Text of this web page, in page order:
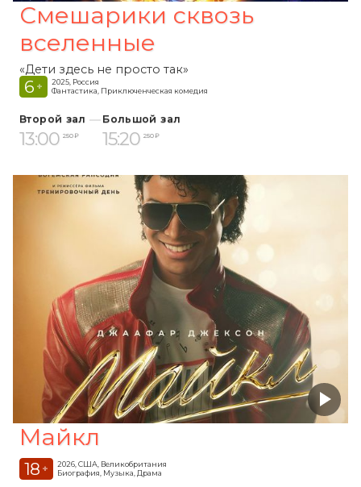
Смешарики сквозь
вселенные
«Дети здесь не просто так»
6 +
2025, Россия
Фантастика, Приключенческая комедия
Второй зал
13:00 250 ₽
Большой зал
15:20 250 ₽
Майкл
18 +
2026, США, Великобритания
Биография, Музыка, Драма